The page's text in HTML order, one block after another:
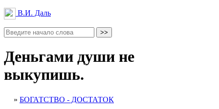
В.И. Даль
Деньгами души не
выкупишь.
» БОГАТСТВО - ДОСТАТОК